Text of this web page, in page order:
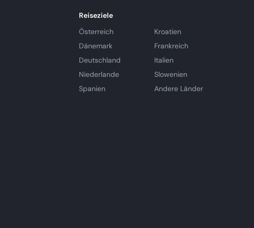
Reiseziele
Österreich
Kroatien
Dänemark
Frankreich
Deutschland
Italien
Niederlande
Slowenien
Spanien
Andere Länder